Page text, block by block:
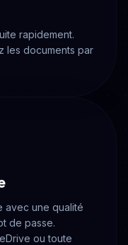
rapidement.
les documents par
avec une qualité
de passe.
ou toute